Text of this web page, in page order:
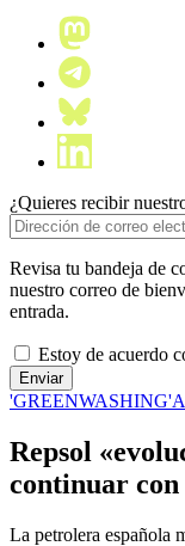
¿Quieres recibir
Revisa tu bandeja de
nuestro correo de
entrada.
Estoy de acuerdo
'GREENWASHING'
Repsol
continuar con
La petrolera española